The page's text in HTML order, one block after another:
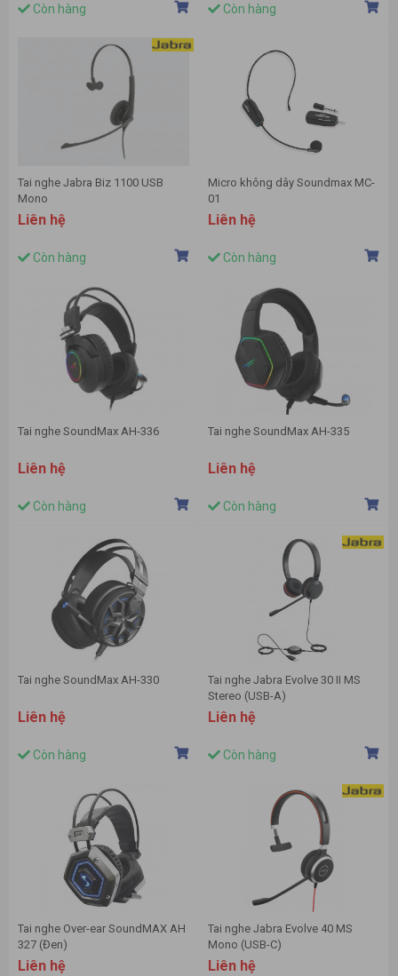
Còn hàng Còn hàng
Tai nghe Jabra Biz 1100 USB
Mono
Liên hệ
Còn hàng
Micro không dây Soundmax MC-
01
Liên hệ
Còn hàng
Tai nghe SoundMax AH-336
Liên hệ
Còn hàng
Tai nghe SoundMax AH-335
Liên hệ
Còn hàng
Tai nghe SoundMax AH-330
Liên hệ
Còn hàng
Tai nghe Jabra Evolve 30 II MS
Stereo (USB-A)
Liên hệ
Còn hàng
Tai nghe Over-ear SoundMAX AH
327 (Đen)
Liên hệ
Tai nghe Jabra Evolve 40 MS
Mono (USB-C)
Liên hệ